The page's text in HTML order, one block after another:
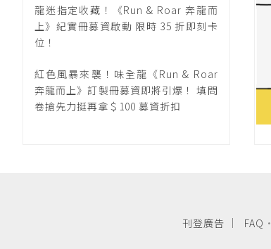
龍迷指定收藏！《Run & Roar 奔龍而
上》紀實冊募資啟動 限時 35 折即刻卡
位！
紅色風暴來襲！味全龍《Run & Roar
奔龍而上》訂製冊募資即將引爆！ 填問
卷搶先力挺再拿＄100 募資折扣
刊登廣告 FAQ ·